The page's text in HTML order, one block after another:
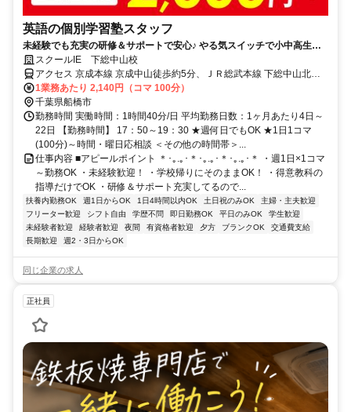
英語の個別学習塾スタッフ
未経験でも充実の研修＆サポートで安心♪ やる気スイッチで小中高生と
の1対1または1対2の個別指導！
スクールIE 下総中山校
アクセス 京成本線 京成中山徒歩約5分、ＪＲ総武本線 下総中山北口
徒歩約7分、京成本線 東中山南口徒歩約9分
1業務あたり 2,140円（コマ 100分）
千葉県船橋市
勤務時間 実働時間：1時間40分/日 平均勤務日数：1ヶ月あたり4日～
22日 【勤務時間】 17：50～19：30 ★週何日でもOK ★1日1コマ
(100分)～時間・曜日応相談 ＜その他の時間帯＞...
仕事内容 ■アピールポイント ＊･｡.｡･＊･｡.｡･＊･｡.｡･＊ ・週1日×1コマ
～勤務OK ・未経験歓迎！ ・学校帰りにそのままOK！ ・得意教科の
指導だけでOK ・研修＆サポート充実してるので...
扶養内勤務OK 週1日からOK 1日4時間以内OK 土日祝のみOK
主婦・主夫歓迎
フリーター歓迎
シフト自由 学歴不問 即日勤務OK 平日のみOK
学生歓迎
未経験者歓迎
経験者歓迎 夜間 有資格者歓迎 夕方 ブランクOK
交通費支給
長期歓迎
週2・3日からOK
同じ企業の求人
正社員